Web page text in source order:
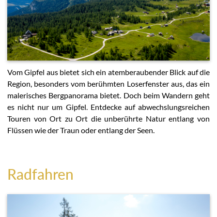
Vom Gipfel aus bietet sich ein atemberaubender Blick auf die
Region, besonders vom berühmten Loserfenster aus, das ein
malerisches Bergpanorama bietet. Doch beim Wandern geht
es nicht nur um Gipfel. Entdecke auf abwechslungsreichen
Touren von Ort zu Ort die unberührte Natur entlang von
Flüssen wie der Traun oder entlang der Seen.
Radfahren